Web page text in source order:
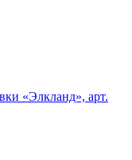
«Элкланд», арт.